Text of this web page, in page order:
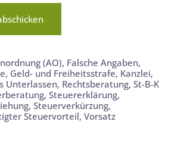
(AO), Falsche Angaben,
, Geld- und Freiheitsstrafe, Kanzlei,
Unterlassen, Rechtsberatung, St-B-K
, Steuererklärung,
, Steuerverkürzung,
Steuervorteil, Vorsatz